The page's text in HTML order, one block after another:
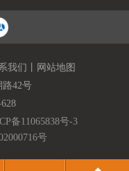
我们
网站地图
42号
备11065838号-3
号